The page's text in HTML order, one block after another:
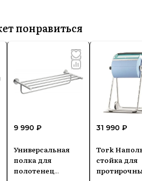
понравиться
9 990 ₽
Универсальная
полка для
полотенец
31 990 ₽
Tork
стойка для